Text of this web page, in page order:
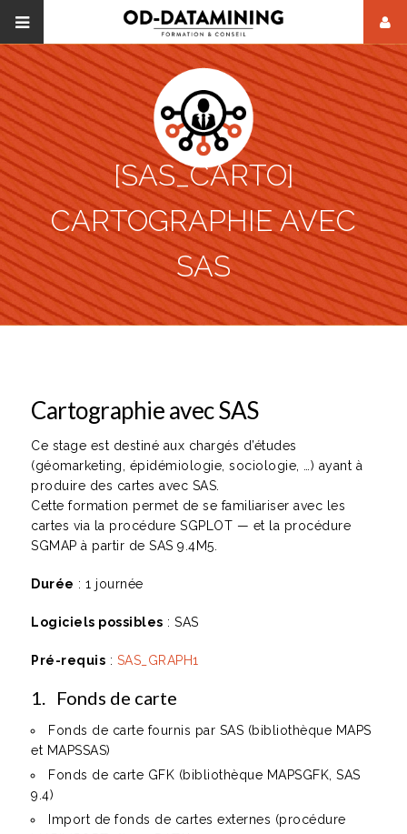
[SAS_CARTO]
CARTOGRAPHIE AVEC
SAS
Cartographie avec SAS
Ce stage est destiné aux chargés d’études
(géomarketing, épidémiologie, sociologie, …) ayant à
produire des cartes avec SAS.
Cette formation permet de se familiariser avec les
cartes via la procédure SGPLOT — et la procédure
SGMAP à partir de SAS 9.4M5.
Durée : 1 journée
Logiciels possibles : SAS
Pré-requis : SAS_GRAPH1
1. Fonds de carte
Fonds de carte fournis par SAS (bibliothèque MAPS
et MAPSSAS)
Fonds de carte GFK (bibliothèque MAPSGFK, SAS
9.4)
Import de fonds de cartes externes (procédure